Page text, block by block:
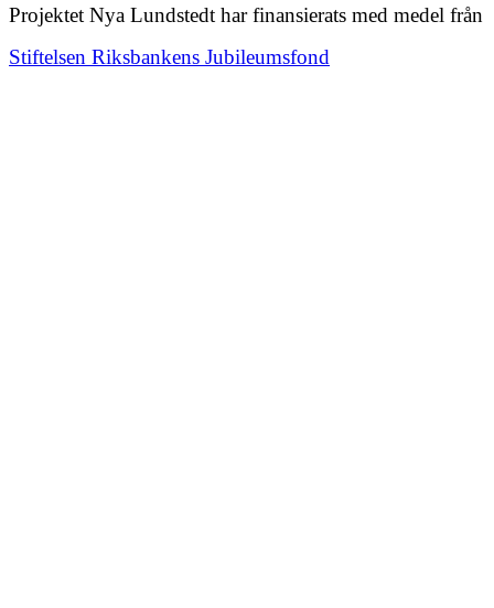
Projektet Nya Lundstedt har finansierats med medel från
Stiftelsen Riksbankens Jubileumsfond